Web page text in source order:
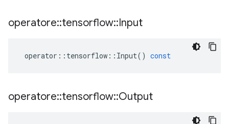
operatore::tensorflow::Input
operator :: tensorflow :: Input() const
operatore::tensorflow::Output